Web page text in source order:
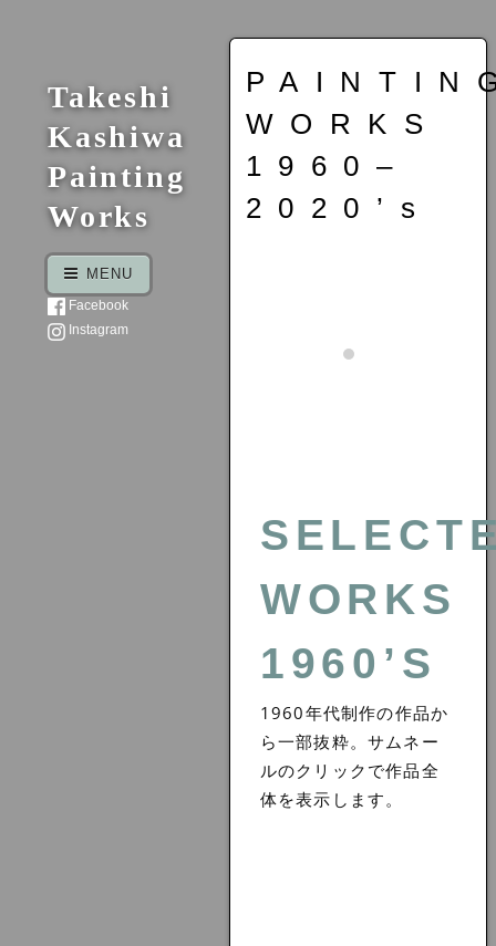
Takeshi
Kashiwa
Painting
Works
MENU
Facebook
Instagram
WORKS
1960–
2020’s
WORKS
1960’S
1960年代制作の作品か
ら一部抜粋。サムネー
ルのクリックで作品全
体を表示します。